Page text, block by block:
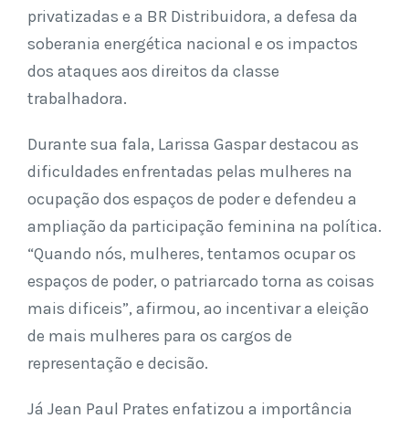
privatizadas e a BR Distribuidora, a defesa da
soberania energética nacional e os impactos
dos ataques aos direitos da classe
trabalhadora.
Durante sua fala, Larissa Gaspar destacou as
dificuldades enfrentadas pelas mulheres na
ocupação dos espaços de poder e defendeu a
ampliação da participação feminina na política.
“Quando nós, mulheres, tentamos ocupar os
espaços de poder, o patriarcado torna as coisas
mais dificeis”, afirmou, ao incentivar a eleição
de mais mulheres para os cargos de
representação e decisão.
Já Jean Paul Prates enfatizou a importância